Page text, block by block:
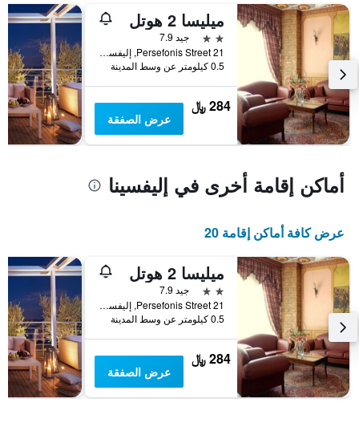
ميليسا 2 هوتل
2 نجمتين
جيد 7.9
21 Persefonis Street, إليفسينا, اليونان
0.5 كيلومتر عن وسط المدينة
284 ﷼
عرض الصفقة
أماكن إقامة أخرى في إليفسينا
عرض كافة أماكن إقامة 20
ميليسا 2 هوتل
2 نجمتين
جيد 7.9
21 Persefonis Street, إليفسينا, اليونان
0.5 كيلومتر عن وسط المدينة
284 ﷼
عرض الصفقة